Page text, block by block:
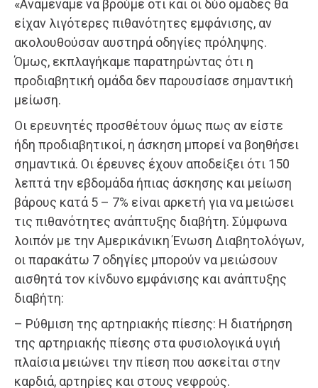
«Αναμέναμε να βρούμε ότι και οι δύο ομάδες θα
είχαν λιγότερες πιθανότητες εμφάνισης, αν
ακολουθούσαν αυστηρά οδηγίες πρόληψης.
Όμως, εκπλαγήκαμε παρατηρώντας ότι η
προδιαβητική ομάδα δεν παρουσίασε σημαντική
μείωση.
Οι ερευνητές προσθέτουν όμως πως αν είστε
ήδη προδιαβητικοί, η άσκηση μπορεί να βοηθήσει
σημαντικά. Οι έρευνες έχουν αποδείξει ότι 150
λεπτά την εβδομάδα ήπιας άσκησης και μείωση
βάρους κατά 5 – 7% είναι αρκετή για να μειώσει
τις πιθανότητες ανάπτυξης διαβήτη. Σύμφωνα
λοιπόν με την Αμερικάνικη Ένωση Διαβητολόγων,
οι παρακάτω 7 οδηγίες μπορούν να μειώσουν
αισθητά τον κίνδυνο εμφάνισης και ανάπτυξης
διαβήτη:
– Ρύθμιση της αρτηριακής πίεσης: Η διατήρηση
της αρτηριακής πίεσης στα φυσιολογικά υγιή
πλαίσια μειώνει την πίεση που ασκείται στην
καρδιά, αρτηρίες και στους νεφρούς.